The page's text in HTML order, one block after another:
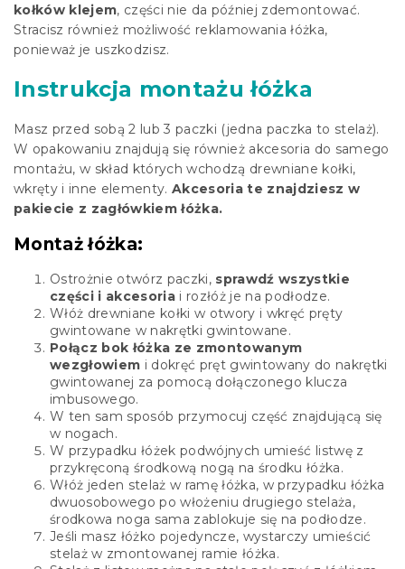
kołków klejem, części nie da później zdemontować.
Stracisz również możliwość reklamowania łóżka,
ponieważ je uszkodzisz.
Instrukcja montażu łóżka
Masz przed sobą 2 lub 3 paczki (jedna paczka to stelaż).
W opakowaniu znajdują się również akcesoria do samego
montażu, w skład których wchodzą drewniane kołki,
wkręty i inne elementy. Akcesoria te znajdziesz w
pakiecie z zagłówkiem łóżka.
Montaż łóżka:
Ostrożnie otwórz paczki, sprawdź wszystkie
części i akcesoria i rozłóż je na podłodze.
Włóż drewniane kołki w otwory i wkręć pręty
gwintowane w nakrętki gwintowane.
Połącz bok łóżka ze zmontowanym
wezgłowiem i dokręć pręt gwintowany do nakrętki
gwintowanej za pomocą dołączonego klucza
imbusowego.
W ten sam sposób przymocuj część znajdującą się
w nogach.
W przypadku łóżek podwójnych umieść listwę z
przykręconą środkową nogą na środku łóżka.
Włóż jeden stelaż w ramę łóżka, w przypadku łóżka
dwuosobowego po włożeniu drugiego stelaża,
środkowa noga sama zablokuje się na podłodze.
Jeśli masz łóżko pojedyncze, wystarczy umieścić
stelaż w zmontowanej ramie łóżka.